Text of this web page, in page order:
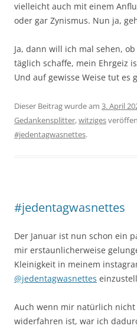
vielleicht auch mit einem
oder gar Zynismus. Nun ja,
Ja, dann will ich mal sehen,
täglich schaffe, mein Ehrgeiz
Und auf gewisse Weise tut es
Dieser Beitrag wurde am 3. April
Gedankensplitter,witziges
#jedentagwasnettes.
#jedentagwasnettes
Der Januar ist nun schon ein
mir erstaunlicherweise
Kleinigkeit in meinem
@jedentagwasnettes
Auch wenn mir natürlich
widerfahren ist, war ich